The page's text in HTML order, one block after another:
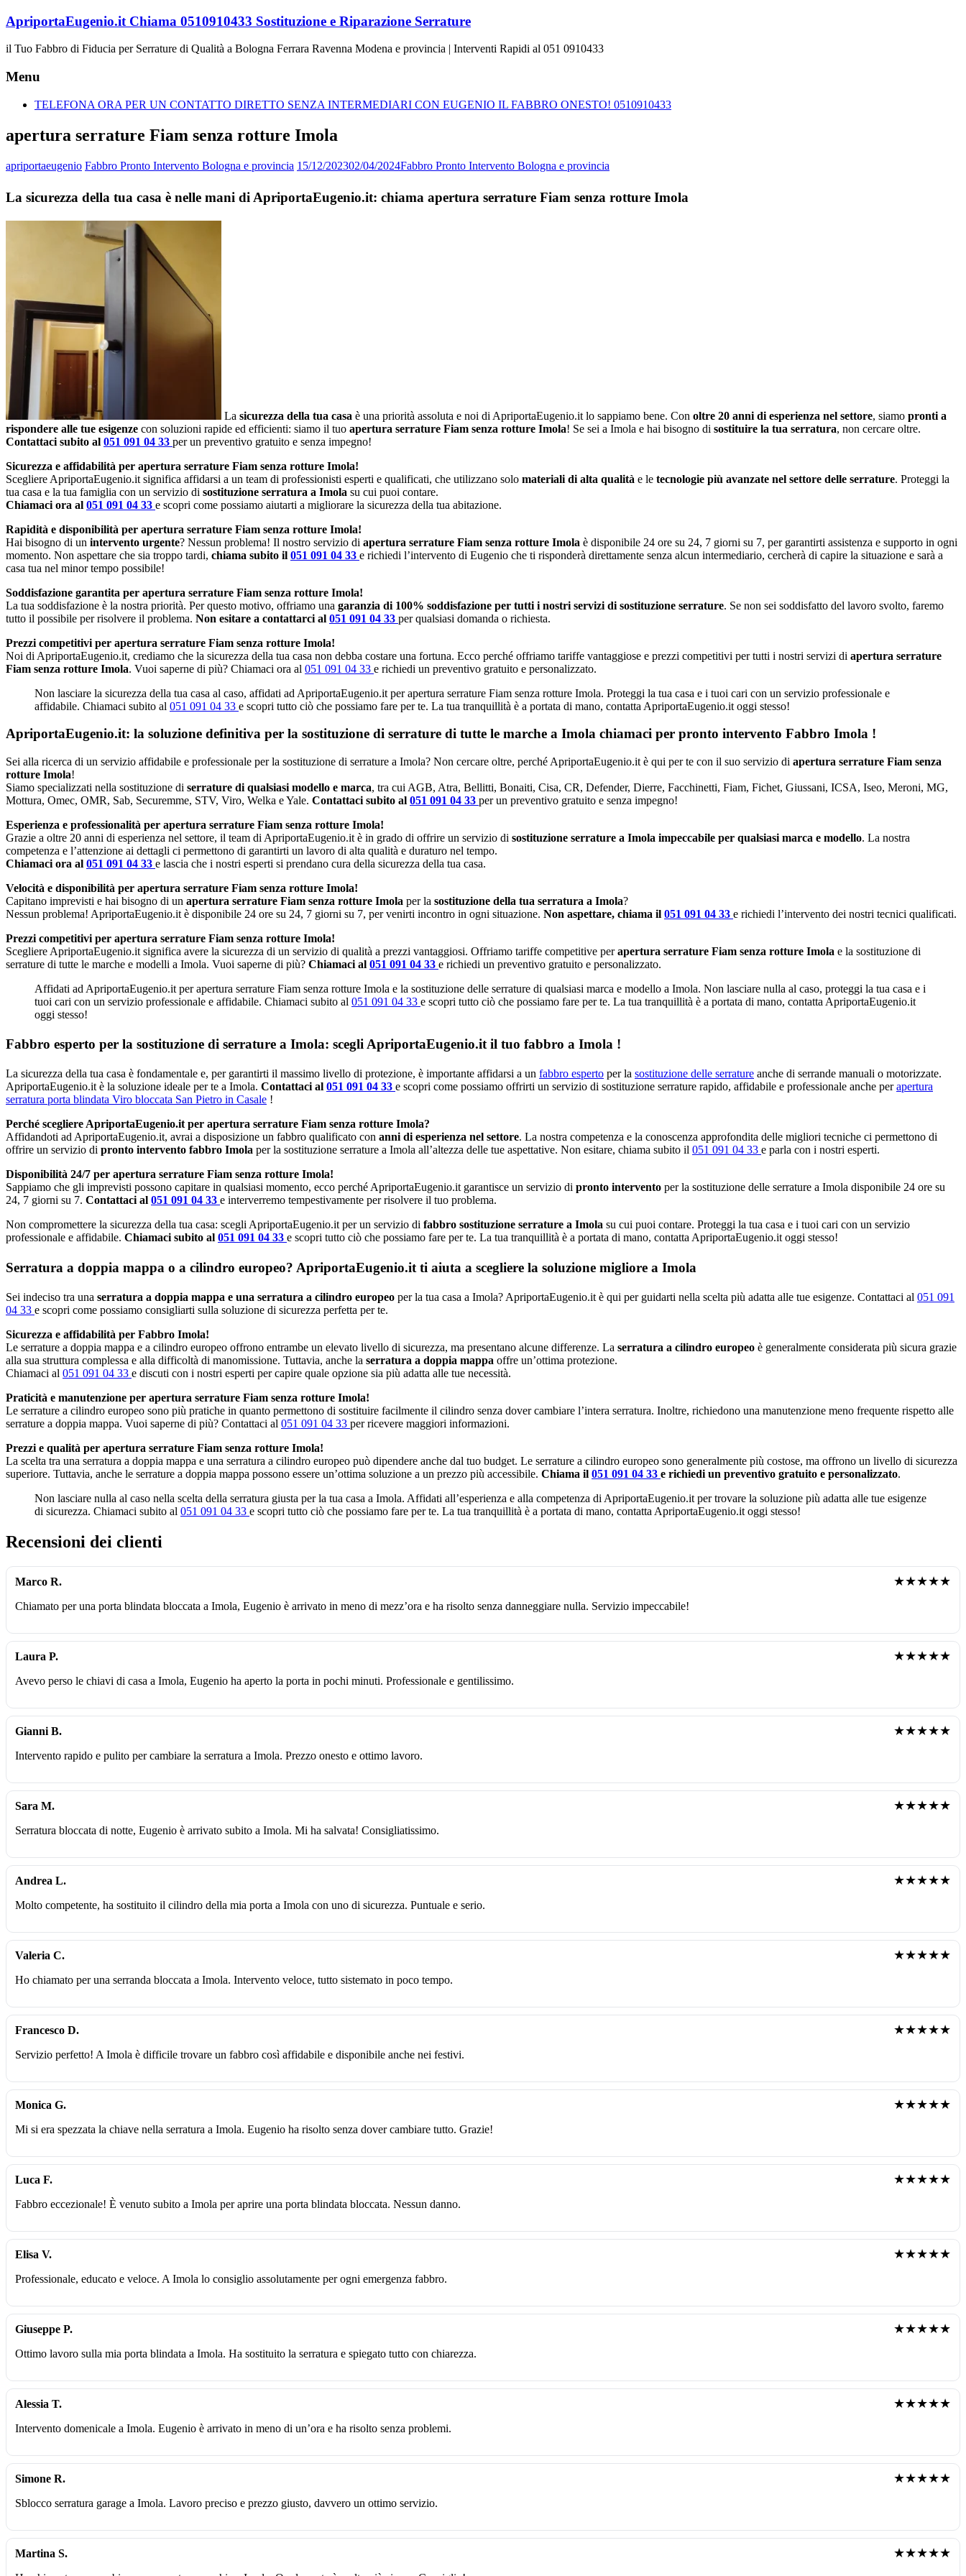
Vai
contenuto
ApriportaEugenio.it Chiama 0510910433 Sostituzione e Riparazione Serrature
il Tuo Fabbro di Fiducia per Serrature di Qualità a Bologna Ferrara Ravenna Modena e provincia | Interventi Rapidi al 051 0910433
Menu
TELEFONA ORA PER UN CONTATTO DIRETTO SENZA INTERMEDIARI CON EUGENIO IL FABBRO ONESTO! 0510910433
apertura serrature Fiam senza rotture Imola
apriportaeugenio Fabbro Pronto Intervento Bologna e provincia 15/12/202302/04/2024Fabbro Pronto Intervento Bologna e provincia
La sicurezza della tua casa è nelle mani di ApriportaEugenio.it: chiama apertura serrature Fiam senza rotture Imola
La sicurezza della tua casa è una priorità assoluta e noi di ApriportaEugenio.it lo sappiamo bene. Con oltre 20 anni di esperienza nel settore, siamo pronti a
rispondere alle tue esigenze con soluzioni rapide ed efficienti: siamo il tuo apertura serrature Fiam senza rotture Imola! Se sei a Imola e hai bisogno di sostituire la tua serratura, non cercare oltre.
Contattaci subito al 051 091 04 33 per un preventivo gratuito e senza impegno!
Sicurezza e affidabilità per apertura serrature Fiam senza rotture Imola!
Scegliere ApriportaEugenio.it significa affidarsi a un team di professionisti esperti e qualificati, che utilizzano solo materiali di alta qualità e le tecnologie più avanzate nel settore delle serrature. Proteggi la
tua casa e la tua famiglia con un servizio di sostituzione serratura a Imola su cui puoi contare.
Chiamaci ora al 051 091 04 33 e scopri come possiamo aiutarti a migliorare la sicurezza della tua abitazione.
Rapidità e disponibilità per apertura serrature Fiam senza rotture Imola!
Hai bisogno di un intervento urgente? Nessun problema! Il nostro servizio di apertura serrature Fiam senza rotture Imola è disponibile 24 ore su 24, 7 giorni su 7, per garantirti assistenza e supporto in ogni
momento. Non aspettare che sia troppo tardi, chiama subito il 051 091 04 33 e richiedi l’intervento di Eugenio che ti risponderà direttamente senza alcun intermediario, cercherà di capire la situazione e sarà a
casa tua nel minor tempo possibile!
Soddisfazione garantita per apertura serrature Fiam senza rotture Imola!
La tua soddisfazione è la nostra priorità. Per questo motivo, offriamo una garanzia di 100% soddisfazione per tutti i nostri servizi di sostituzione serrature. Se non sei soddisfatto del lavoro svolto, faremo
tutto il possibile per risolvere il problema. Non esitare a contattarci al 051 091 04 33 per qualsiasi domanda o richiesta.
Prezzi competitivi per apertura serrature Fiam senza rotture Imola!
Noi di ApriportaEugenio.it, crediamo che la sicurezza della tua casa non debba costare una fortuna. Ecco perché offriamo tariffe vantaggiose e prezzi competitivi per tutti i nostri servizi di apertura serrature
Fiam senza rotture Imola. Vuoi saperne di più? Chiamaci ora al 051 091 04 33 e richiedi un preventivo gratuito e personalizzato.
Non lasciare la sicurezza della tua casa al caso, affidati ad ApriportaEugenio.it per apertura serrature Fiam senza rotture Imola. Proteggi la tua casa e i tuoi cari con un servizio professionale e
affidabile. Chiamaci subito al 051 091 04 33 e scopri tutto ciò che possiamo fare per te. La tua tranquillità è a portata di mano, contatta ApriportaEugenio.it oggi stesso!
ApriportaEugenio.it: la soluzione definitiva per la sostituzione di serrature di tutte le marche a Imola chiamaci per pronto intervento Fabbro Imola !
Sei alla ricerca di un servizio affidabile e professionale per la sostituzione di serrature a Imola? Non cercare oltre, perché ApriportaEugenio.it è qui per te con il suo servizio di apertura serrature Fiam senza
rotture Imola!
Siamo specializzati nella sostituzione di serrature di qualsiasi modello e marca, tra cui AGB, Atra, Bellitti, Bonaiti, Cisa, CR, Defender, Dierre, Facchinetti, Fiam, Fichet, Giussani, ICSA, Iseo, Meroni, MG,
Mottura, Omec, OMR, Sab, Securemme, STV, Viro, Welka e Yale. Contattaci subito al 051 091 04 33 per un preventivo gratuito e senza impegno!
Esperienza e professionalità per apertura serrature Fiam senza rotture Imola!
Grazie a oltre 20 anni di esperienza nel settore, il team di ApriportaEugenio.it è in grado di offrire un servizio di sostituzione serrature a Imola impeccabile per qualsiasi marca e modello. La nostra
competenza e l’attenzione ai dettagli ci permettono di garantirti un lavoro di alta qualità e duraturo nel tempo.
Chiamaci ora al 051 091 04 33 e lascia che i nostri esperti si prendano cura della sicurezza della tua casa.
Velocità e disponibilità per apertura serrature Fiam senza rotture Imola!
Capitano imprevisti e hai bisogno di un apertura serrature Fiam senza rotture Imola per la sostituzione della tua serratura a Imola?
Nessun problema! ApriportaEugenio.it è disponibile 24 ore su 24, 7 giorni su 7, per venirti incontro in ogni situazione. Non aspettare, chiama il 051 091 04 33 e richiedi l’intervento dei nostri tecnici qualificati.
Prezzi competitivi per apertura serrature Fiam senza rotture Imola!
Scegliere ApriportaEugenio.it significa avere la sicurezza di un servizio di qualità a prezzi vantaggiosi. Offriamo tariffe competitive perapertura serrature Fiam senza rotture Imola e la sostituzione di
serrature di tutte le marche e modelli a Imola. Vuoi saperne di più? Chiamaci al 051 091 04 33 e richiedi un preventivo gratuito e personalizzato.
Affidati ad ApriportaEugenio.it per apertura serrature Fiam senza rotture Imola e la sostituzione delle serrature di qualsiasi marca e modello a Imola. Non lasciare nulla al caso, proteggi la tua casa e i
tuoi cari con un servizio professionale e affidabile. Chiamaci subito al 051 091 04 33 e scopri tutto ciò che possiamo fare per te. La tua tranquillità è a portata di mano, contatta ApriportaEugenio.it
oggi stesso!
Fabbro esperto per la sostituzione di serrature a Imola: scegli ApriportaEugenio.it il tuo fabbro a Imola !
La sicurezza della tua casa è fondamentale e, per garantirti il massimo livello di protezione, è importante affidarsi a un fabbro esperto per la sostituzione delle serrature anche di serrande manuali o motorizzate.
ApriportaEugenio.it è la soluzione ideale per te a Imola. Contattaci al 051 091 04 33 e scopri come possiamo offrirti un servizio di sostituzione serrature rapido, affidabile e professionale anche perapertura
serratura porta blindata Viro bloccata San Pietro in Casale !
Perché scegliere ApriportaEugenio.it per apertura serrature Fiam senza rotture Imola?
Affidandoti ad ApriportaEugenio.it, avrai a disposizione un fabbro qualificato con anni di esperienza nel settore. La nostra competenza e la conoscenza approfondita delle migliori tecniche ci permettono di
offrire un servizio di pronto intervento fabbro Imola per la sostituzione serrature a Imola all’altezza delle tue aspettative. Non esitare, chiama subito il 051 091 04 33 e parla con i nostri esperti.
Disponibilità 24/7 per apertura serrature Fiam senza rotture Imola!
Sappiamo che gli imprevisti possono capitare in qualsiasi momento, ecco perché ApriportaEugenio.it garantisce un servizio di pronto intervento per la sostituzione delle serrature a Imola disponibile 24 ore su
24, 7 giorni su 7. Contattaci al 051 091 04 33 e interverremo tempestivamente per risolvere il tuo problema.
Non compromettere la sicurezza della tua casa: scegli ApriportaEugenio.it per un servizio di fabbro sostituzione serrature a Imola su cui puoi contare. Proteggi la tua casa e i tuoi cari con un servizio
professionale e affidabile. Chiamaci subito al 051 091 04 33 e scopri tutto ciò che possiamo fare per te. La tua tranquillità è a portata di mano, contatta ApriportaEugenio.it oggi stesso!
Serratura a doppia mappa o a cilindro europeo? ApriportaEugenio.it ti aiuta a scegliere la soluzione migliore a Imola
Sei indeciso tra una serratura a doppia mappa e una serratura a cilindro europeo per la tua casa a Imola? ApriportaEugenio.it è qui per guidarti nella scelta più adatta alle tue esigenze. Contattaci al 051 091
04 33 e scopri come possiamo consigliarti sulla soluzione di sicurezza perfetta per te.
Sicurezza e affidabilità per Fabbro Imola!
Le serrature a doppia mappa e a cilindro europeo offrono entrambe un elevato livello di sicurezza, ma presentano alcune differenze. La serratura a cilindro europeo è generalmente considerata più sicura grazie
alla sua struttura complessa e alla difficoltà di manomissione. Tuttavia, anche la serratura a doppia mappa offre un’ottima protezione.
Chiamaci al 051 091 04 33 e discuti con i nostri esperti per capire quale opzione sia più adatta alle tue necessità.
Praticità e manutenzione per apertura serrature Fiam senza rotture Imola!
Le serrature a cilindro europeo sono più pratiche in quanto permettono di sostituire facilmente il cilindro senza dover cambiare l’intera serratura. Inoltre, richiedono una manutenzione meno frequente rispetto alle
serrature a doppia mappa. Vuoi saperne di più? Contattaci al 051 091 04 33 per ricevere maggiori informazioni.
Prezzi e qualità per apertura serrature Fiam senza rotture Imola!
La scelta tra una serratura a doppia mappa e una serratura a cilindro europeo può dipendere anche dal tuo budget. Le serrature a cilindro europeo sono generalmente più costose, ma offrono un livello di sicurezza
superiore. Tuttavia, anche le serrature a doppia mappa possono essere un’ottima soluzione a un prezzo più accessibile. Chiama il 051 091 04 33 e richiedi un preventivo gratuito e personalizzato.
Non lasciare nulla al caso nella scelta della serratura giusta per la tua casa a Imola. Affidati all’esperienza e alla competenza di ApriportaEugenio.it per trovare la soluzione più adatta alle tue esigenze
di sicurezza. Chiamaci subito al 051 091 04 33 e scopri tutto ciò che possiamo fare per te. La tua tranquillità è a portata di mano, contatta ApriportaEugenio.it oggi stesso!
Recensioni dei clienti
Marco R. ★★★★★
Chiamato per una porta blindata bloccata a Imola, Eugenio è arrivato in meno di mezz’ora e ha risolto senza danneggiare nulla. Servizio impeccabile!
Laura P. ★★★★★
Avevo perso le chiavi di casa a Imola, Eugenio ha aperto la porta in pochi minuti. Professionale e gentilissimo.
Gianni B. ★★★★★
Intervento rapido e pulito per cambiare la serratura a Imola. Prezzo onesto e ottimo lavoro.
Sara M. ★★★★★
Serratura bloccata di notte, Eugenio è arrivato subito a Imola. Mi ha salvata! Consigliatissimo.
Andrea L. ★★★★★
Molto competente, ha sostituito il cilindro della mia porta a Imola con uno di sicurezza. Puntuale e serio.
Valeria C. ★★★★★
Ho chiamato per una serranda bloccata a Imola. Intervento veloce, tutto sistemato in poco tempo.
Francesco D. ★★★★★
Servizio perfetto! A Imola è difficile trovare un fabbro così affidabile e disponibile anche nei festivi.
Monica G. ★★★★★
Mi si era spezzata la chiave nella serratura a Imola. Eugenio ha risolto senza dover cambiare tutto. Grazie!
Luca F. ★★★★★
Fabbro eccezionale! È venuto subito a Imola per aprire una porta blindata bloccata. Nessun danno.
Elisa V. ★★★★★
Professionale, educato e veloce. A Imola lo consiglio assolutamente per ogni emergenza fabbro.
Giuseppe P. ★★★★★
Ottimo lavoro sulla mia porta blindata a Imola. Ha sostituito la serratura e spiegato tutto con chiarezza.
Alessia T. ★★★★★
Intervento domenicale a Imola. Eugenio è arrivato in meno di un’ora e ha risolto senza problemi.
Simone R. ★★★★★
Sblocco serratura garage a Imola. Lavoro preciso e prezzo giusto, davvero un ottimo servizio.
Martina S. ★★★★★